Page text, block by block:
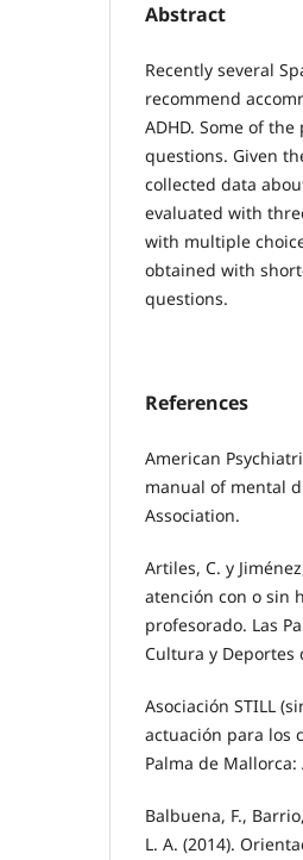
Abstract
Recently several
recommend
ADHD. Some of
questions. Given
collected data
evaluated with
with multiple
obtained with
questions.
References
American
manual of mental
Association.
Artiles, C. y
atención con o sin
profesorado. Las
Cultura y Deportes
Asociación STILL
actuación para los
Palma de Mallorca:
Balbuena, F.,
L. A. (2014).